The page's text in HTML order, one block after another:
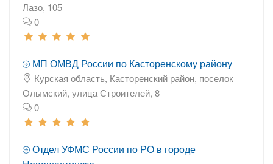
Лазо, 105
0
МП ОМВД России по Касторенскому району
Курская область, Касторенский район, поселок
Олымский, улица Строителей, 8
0
Отдел УФМС России по РО в городе